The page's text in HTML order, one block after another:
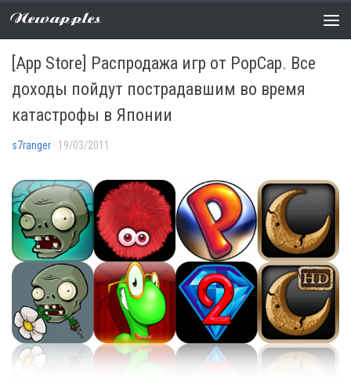
Newapples
РАСПРОДАЖИ 0 COMMENTS
[App Store] Распродажа игр от PopCap. Все
доходы пойдут пострадавшим во время
катастрофы в Японии
s7ranger · 19/03/2011